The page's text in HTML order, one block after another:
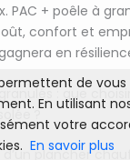
PAC + poêle à
confort et
en
: que
?
d’un plancher
de vous
En utilisant
votre
En savoir plus